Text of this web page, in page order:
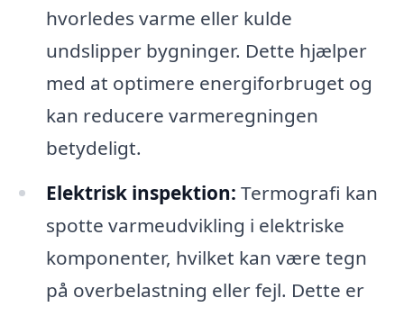
hvorledes varme eller kulde
undslipper bygninger. Dette hjælper
med at optimere energiforbruget og
kan reducere varmeregningen
betydeligt.
Elektrisk inspektion: Termografi kan
spotte varmeudvikling i elektriske
komponenter, hvilket kan være tegn
på overbelastning eller fejl. Dette er